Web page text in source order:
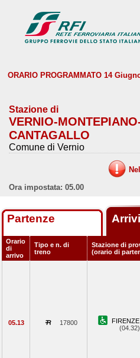
ORARIO PROGRAMMATO 14
Stazione di
VERNIO-
CANTAGALLO
Comune di Vernio
Ora impostata: 05.00
Partenze Arrivi
Orario
di
arrivo
Tipo e n. di
treno
Stazione di
(orario di
05.13 17800
FIRENZE
(04.32)